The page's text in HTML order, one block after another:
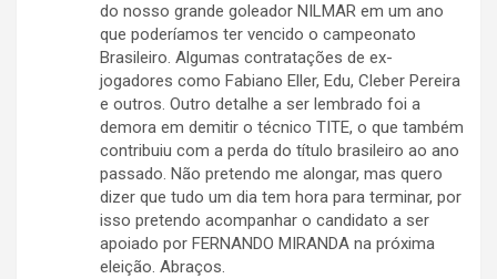
do nosso grande goleador NILMAR em um ano
que poderíamos ter vencido o campeonato
Brasileiro. Algumas contratações de ex-
jogadores como Fabiano Eller, Edu, Cleber Pereira
e outros. Outro detalhe a ser lembrado foi a
demora em demitir o técnico TITE, o que também
contribuiu com a perda do título brasileiro ao ano
passado. Não pretendo me alongar, mas quero
dizer que tudo um dia tem hora para terminar, por
isso pretendo acompanhar o candidato a ser
apoiado por FERNANDO MIRANDA na próxima
eleição. Abraços.